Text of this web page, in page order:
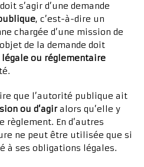
s’agir d’une demande
, c’est-à-dire un
chargée d’une mission de
de la demande doit
ou réglementaire
que l’autorité publique ait
ou d’agiralors qu’elle y
En d’autres
ne peut être utilisée que si
à ses obligations légales.